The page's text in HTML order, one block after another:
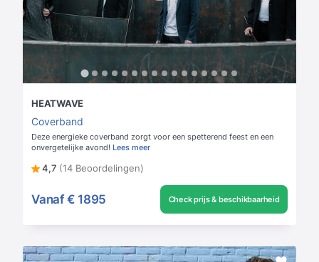
HEATWAVE
Coverband
Deze energieke coverband zorgt voor een spetterend feest en een
onvergetelijke avond! Lees meer
4,7 (14 Beoordelingen)
Vanaf € 1895 Check prijs & beschikbaarheid